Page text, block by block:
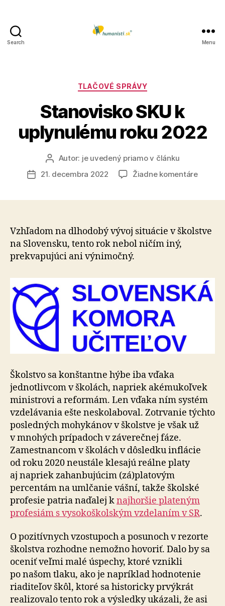
Search Menu
Kategórie
TLAČOVÉ SPRÁVY
Stanovisko SKU k
uplynulému roku 2022
Autor
článku
Autor: je uvedený priamo v článku
Dátum
21. decembra 2022 Žiadne komentárena
roku
Vzhľadom na dlhodobý vývoj situácie v školstve
na Slovensku, tento rok nebol ničím iný,
prekvapujúci ani výnimočný.
Školstvo sa konštantne hýbe iba vďaka
jednotlivcom v školách, napriek akémukoľvek
ministrovi a reformám. Len vďaka ním systém
vzdelávania ešte neskolaboval. Zotrvanie týchto
posledných mohykánov v školstve je však už
v mnohých prípadoch v záverečnej fáze.
Zamestnancom v školách v dôsledku inflácie
od roku 2020 neustále klesajú reálne platy
aj napriek zahanbujúcim (zá)platovým
percentám na umlčanie vášní, takže školské
profesie patria naďalej knajhoršie plateným
profesiám s vysokoškolským vzdelaním v SR.
O pozitívnych vzostupoch a posunoch v rezorte
školstva rozhodne nemožno hovoriť. Dalo by sa
oceniť veľmi malé úspechy, ktoré vznikli
po našom tlaku, ako je napríklad hodnotenie
riaditeľov škôl, ktoré sa historicky prvýkrát
realizovalo tento rok a výsledky ukázali, že asi